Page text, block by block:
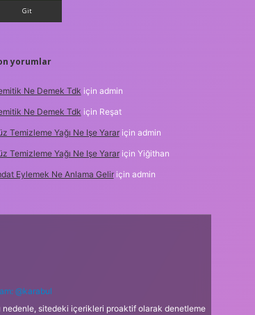
yorumlar
Ne Demek Tdk için admin
Ne Demek Tdk için Reşat
Temizleme Yağı Ne Işe Yarariçin admin
Temizleme Yağı Ne Işe Yarariçin Yiğithan
Eylemek Ne Anlama Geliriçin admin
@karabul
nedenle, sitedeki içerikleri proaktif olarak denetleme